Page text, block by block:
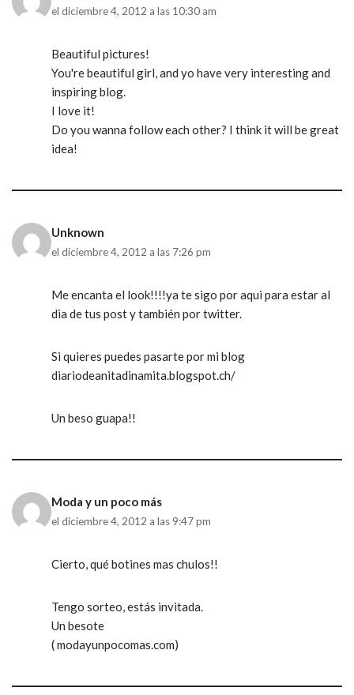
el diciembre 4, 2012 a las 10:30 am
Beautiful pictures!
You're beautiful girl, and yo have very interesting and
inspiring blog.
I love it!
Do you wanna follow each other? I think it will be great
idea!
Unknown
el diciembre 4, 2012 a las 7:26 pm
Me encanta el look!!!!ya te sigo por aqui para estar al
dia de tus post y también por twitter.
Si quieres puedes pasarte por mi blog
diariodeanitadinamita.blogspot.ch/
Un beso guapa!!
Moda y un poco más
el diciembre 4, 2012 a las 9:47 pm
Cierto, qué botines mas chulos!!
Tengo sorteo, estás invitada.
Un besote
( modayunpocomas.com)